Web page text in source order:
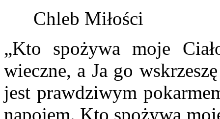
Chleb Miłości
„Kto spożywa moje
wieczne, a Ja go
jest prawdziwym
napojem. Kto spożywa